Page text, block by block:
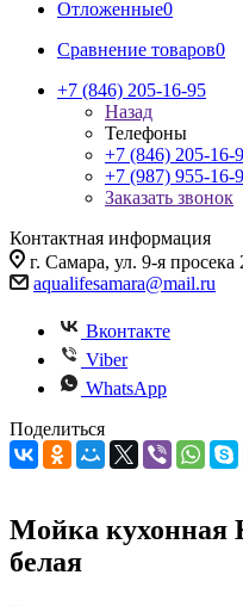
Отложенные0
Сравнение товаров0
+7 (846) 205-16-95
Назад
Телефоны
+7 (846) 205-16-
+7 (987) 955-16-
Заказать звонок
Контактная информация
г. Самара, ул. 9-я
aqualifesamara@mail.ru
Вконтакте
Viber
WhatsApp
Поделиться
Мойка кухонная
белая